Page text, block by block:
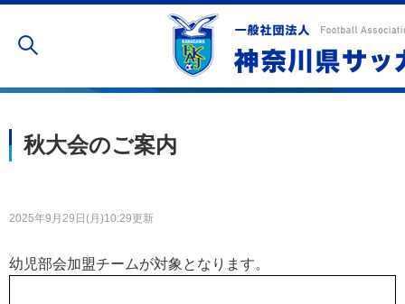
幼児部会
秋大会のご案内
2025年9月29日(月)10:29更新
幼児部会加盟チームが対象となります。